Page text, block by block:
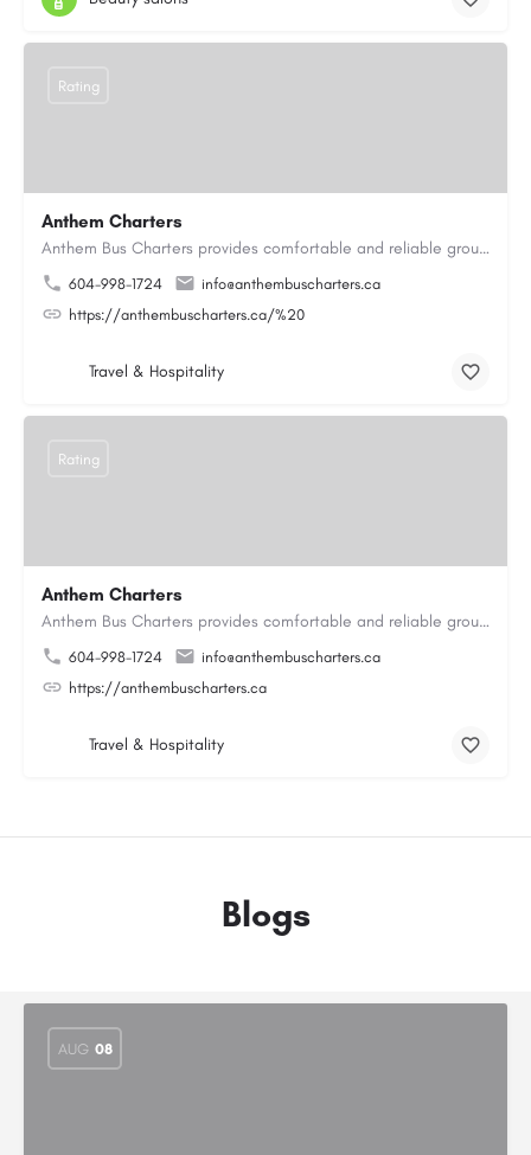
Anthem Charters
Anthem Bus Charters provides comfortable and reliable group transportation services across British Columbia.…
604-998-1724
info@anthembuscharters.ca
https://anthembuscharters.ca/%20
Rating
Travel & Hospitality
Anthem Charters
Anthem Bus Charters provides comfortable and reliable group transportation services across British Columbia.…
604-998-1724
info@anthembuscharters.ca
https://anthembuscharters.ca
Rating
Travel & Hospitality
Blogs
AUG 08